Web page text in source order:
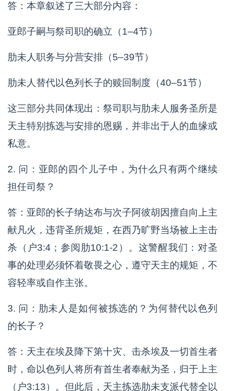
答：本章叙述了三大部分内容：
亚郎子嗣与祭司职的确立（1–4节）
肋未人职务与分营安排（5–39节）
肋未人替代以色列长子的赎回制度（40–51节）
这三部分共同体现出：祭司职与肋未人服务圣所是
天主特别拣选与安排的恩赐，并非出于人的血缘或
私意。
2. 问：亚郎的四个儿子中，为什么只有两个继续
担任司祭？
答：亚郎的长子纳达布与次子阿彼胡因擅自向上主
献凡火，违背圣所规矩，在西乃旷野当场被上主击
杀（户3:4；参阅肋10:1-2）。这警醒我们：对圣
事的处理必须怀着敬畏之心，遵守天主的规矩，不
容轻率或自作主张。
3. 问：肋未人是如何被拣选的？为何替代以色列
的长子？
答：天主在埃及降下第十灾、击杀埃及一切首生者
时，命以色列人将所有首生者奉献为圣，归于上主
（户3:13）。但此后，天主拣选肋未支派代替全以